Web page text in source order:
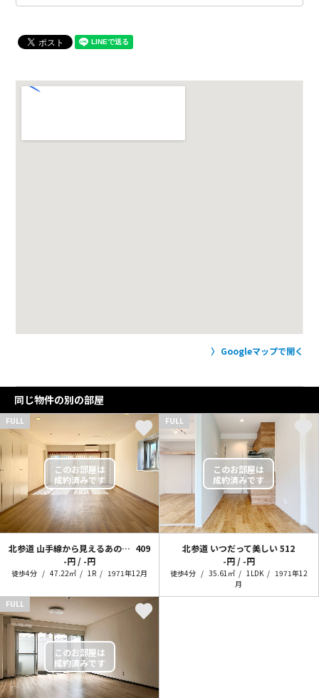
Googleマップで開く
同じ物件の別の部屋
FULL
北参道 山手線から見えるあのヴィンテージ 409
-円 / -円
徒歩4分 47.22㎡ 1R 1971年12月
FULL
北参道 いつだって美しい 512
-円 / -円
徒歩4分 35.61㎡ 1LDK
1971年12
月
FULL